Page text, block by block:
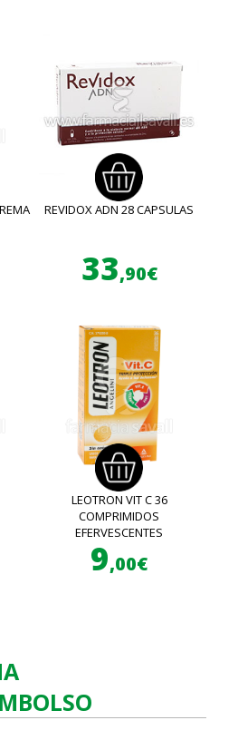
REVIDOX ADN 28 CAPSULAS
33,90€
LEOTRON VIT C 36
COMPRIMIDOS
EFERVESCENTES
9,00€